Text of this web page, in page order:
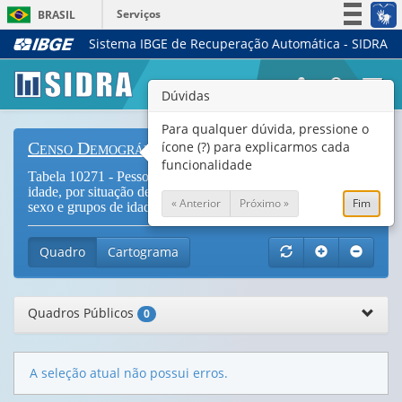
BRASIL
Serviços
Simplifique!
Legislação
Canais
Sistema IBGE de Recuperação Automática - SIDRA
Censo Demográfico
Tabela 10271 - Pessoas indígenas de 10 anos ou mais de
idade, por situação de ocupação na semana de referência,
sexo e grupos de idade (
Vide Notas
Quadro Cartograma
Quadros Públicos 0
A seleção atual não possui erros.
Dúvidas
Para qualquer dúvida, pressione o
ícone (?) para explicarmos cada
funcionalidade
« Anterior Próximo » Fim